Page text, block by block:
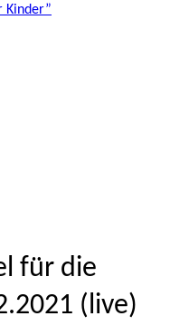
Kinder”
für die
(live)